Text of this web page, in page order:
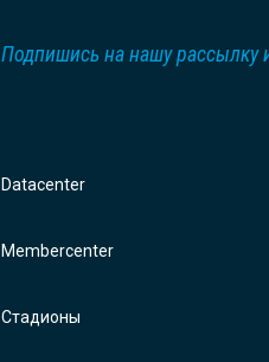
Подпишись на нашу рассылку
Datacenter
Membercenter
Стадионы